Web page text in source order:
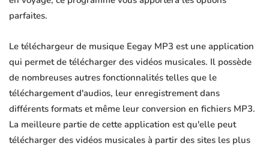
parfaites.
Le téléchargeur de musique Eegay MP3 est une application
qui permet de télécharger des vidéos musicales. Il possède
de nombreuses autres fonctionnalités telles que le
téléchargement d'audios, leur enregistrement dans
différents formats et même leur conversion en fichiers MP3.
La meilleure partie de cette application est qu'elle peut
télécharger des vidéos musicales à partir des sites les plus